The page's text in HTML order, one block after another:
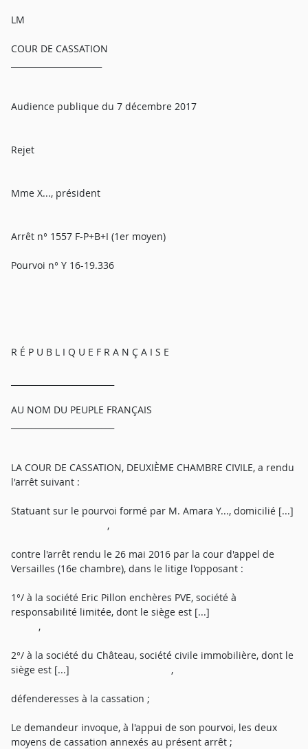
LM
COUR DE CASSATION
Audience publique du 7 décembre 2017
Rejet
Mme X..., président
Arrêt n° 1557 F-P+B+I (1er moyen)
Pourvoi n° Y 16-19.336
R É P U B L I Q U E F R A N Ç A I S E
AU NOM DU PEUPLE FRANÇAIS
LA COUR DE CASSATION, DEUXIÈME CHAMBRE CIVILE, a rendu
l'arrêt suivant :
Statuant sur le pourvoi formé par M. Amara Y..., domicilié [...]
,
contre l'arrêt rendu le 26 mai 2016 par la cour d'appel de
Versailles (16e chambre), dans le litige l'opposant :
1°/ à la société Eric Pillon enchères PVE, société à
responsabilité limitée, dont le siège est [...]
,
2°/ à la société du Château, société civile immobilière, dont le
siège est [...] ,
défenderesses à la cassation ;
Le demandeur invoque, à l'appui de son pourvoi, les deux
moyens de cassation annexés au présent arrêt ;